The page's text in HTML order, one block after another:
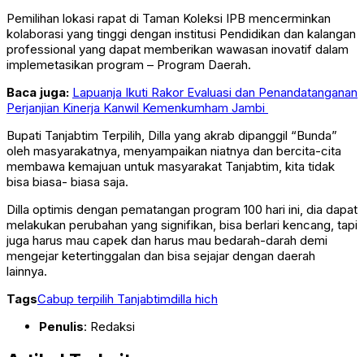
Pemilihan lokasi rapat di Taman Koleksi IPB mencerminkan
kolaborasi yang tinggi dengan institusi Pendidikan dan kalangan
professional yang dapat memberikan wawasan inovatif dalam
implemetasikan program – Program Daerah.
Baca juga: Lapuanja Ikuti Rakor Evaluasi dan Penandatanganan
Perjanjian Kinerja Kanwil Kemenkumham Jambi
Bupati Tanjabtim Terpilih, Dilla yang akrab dipanggil “Bunda”
oleh masyarakatnya, menyampaikan niatnya dan bercita-cita
membawa kemajuan untuk masyarakat Tanjabtim, kita tidak
bisa biasa- biasa saja.
Dilla optimis dengan pematangan program 100 hari ini, dia dapat
melakukan perubahan yang signifikan, bisa berlari kencang, tapi
juga harus mau capek dan harus mau bedarah-darah demi
mengejar ketertinggalan dan bisa sejajar dengan daerah
lainnya.
TagsCabup terpilih Tanjabtimdilla hich
Penulis: Redaksi